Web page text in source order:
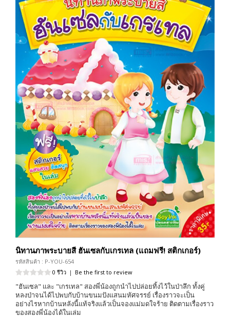
นิทานภาพระบายสี ฮันเซลกับเกรเทล (แถมฟรี! สติกเกอร์)
รหัสสินค้า : P-YOU-654
0 รีวิว | Be the first to review
"ฮันเซล" และ "เกรเทล" สองพี่น้องถูกนำไปปล่อยทิ้งไว้ในป่าลึก ทั้งคู่
หลงป่าจนได้ไปพบกับบ้านขนมปังแสนมหัศจรรย์ เรื่องราวจะเป็น
อย่างไรหากบ้านหลังนี้แท้จริงแล้วเป็นจองแม่มดใจร้าย ติดตามเรื่องราว
ของสองพี่น้องได้ในเล่ม